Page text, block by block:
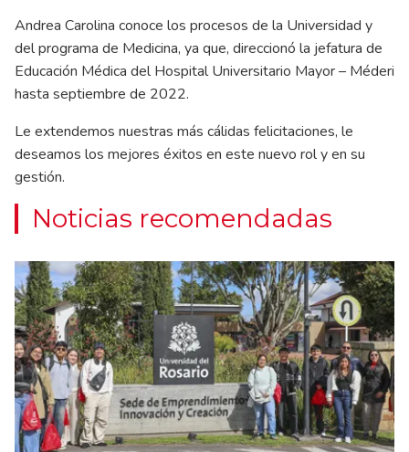
Andrea Carolina conoce los procesos de la Universidad y
del programa de Medicina, ya que, direccionó la jefatura de
Educación Médica del Hospital Universitario Mayor – Méderi
hasta septiembre de 2022.
Le extendemos nuestras más cálidas felicitaciones, le
deseamos los mejores éxitos en este nuevo rol y en su
gestión.
Noticias recomendadas